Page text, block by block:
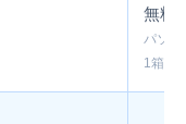
無料
パソコ
1箱無